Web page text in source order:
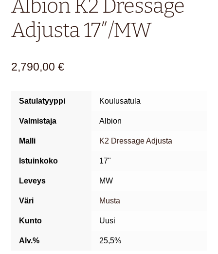
Albion K2 Dressage
Adjusta 17″/MW
2,790,00 €
Satulatyyppi Koulusatula
Valmistaja Albion
Malli K2 Dressage Adjusta
Istuinkoko 17"
Leveys MW
Väri Musta
Kunto Uusi
Alv.% 25,5%